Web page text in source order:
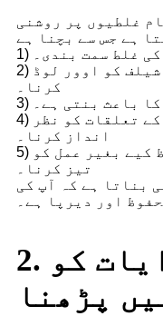
غلطیوں پر روشنی
کی غلط سمت بندی۔
2) تجویز کردہ حد سے زیادہ شیلف کو اوور لوڈ
کرنا۔
کا باعث بنتی ہے۔
4) حفاظتی لوازمات جیسے دیوار کے تعلقات کو نظر
انداز کرنا۔
5) اجزاء کو صحیح طریقے سے محفوظ کیے بغیر عمل کو
تیز کرنا۔
بناتا ہے کہ آپ کی
اور دیرپا ہے۔
2. غلطی #1: ہدایات کو
پڑھنا